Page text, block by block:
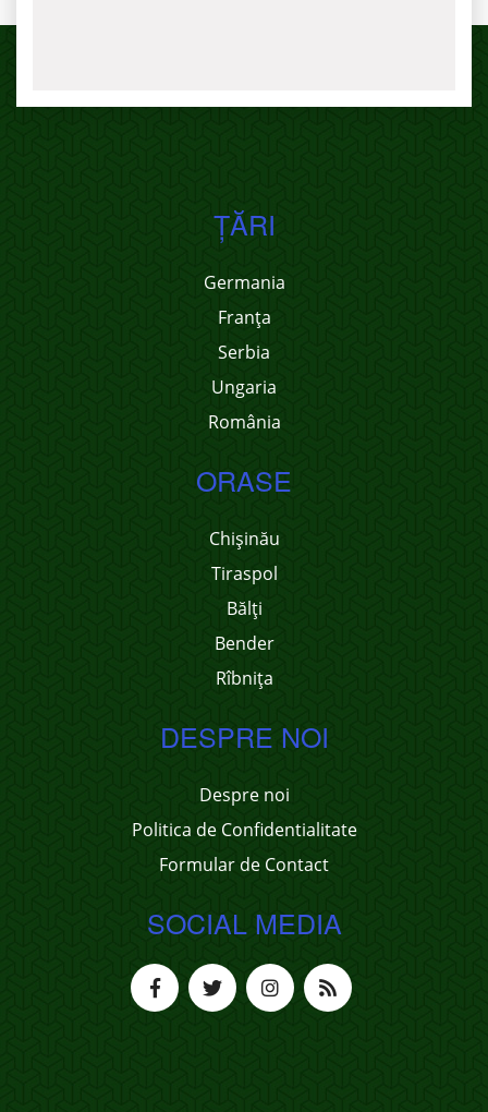
ŢĂRI
Germania
Franţa
Serbia
Ungaria
România
ORASE
Chișinău
Tiraspol
Bălți
Bender
Rîbnița
DESPRE NOI
Despre noi
Politica de Confidentialitate
Formular de Contact
SOCIAL MEDIA